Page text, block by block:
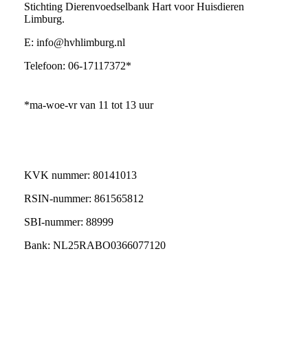
Stichting Dierenvoedselbank Hart voor Huisdieren
Limburg.
E: info@hvhlimburg.nl
Telefoon: 06-17117372*
*ma-woe-vr van 11 tot 13 uur
KVK nummer: 80141013
RSIN-nummer: 861565812
SBI-nummer: 88999
Bank: NL25RABO0366077120